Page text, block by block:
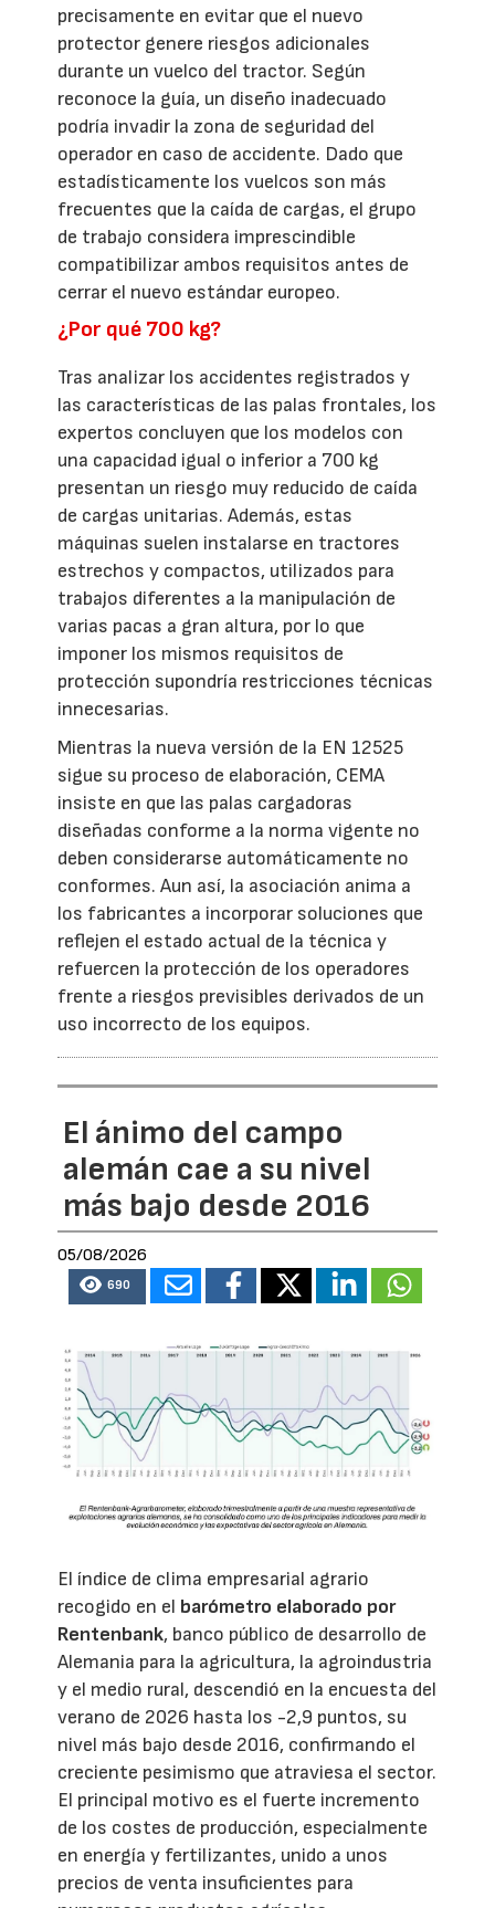
precisamente en evitar que el nuevo
protector genere riesgos adicionales
durante un vuelco del tractor. Según
reconoce la guía, un diseño inadecuado
podría invadir la zona de seguridad del
operador en caso de accidente. Dado que
estadísticamente los vuelcos son más
frecuentes que la caída de cargas, el grupo
de trabajo considera imprescindible
compatibilizar ambos requisitos antes de
cerrar el nuevo estándar europeo.
¿Por qué 700 kg?
Tras analizar los accidentes registrados y
las características de las palas frontales, los
expertos concluyen que los modelos con
una capacidad igual o inferior a 700 kg
presentan un riesgo muy reducido de caída
de cargas unitarias. Además, estas
máquinas suelen instalarse en tractores
estrechos y compactos, utilizados para
trabajos diferentes a la manipulación de
varias pacas a gran altura, por lo que
imponer los mismos requisitos de
protección supondría restricciones técnicas
innecesarias.
Mientras la nueva versión de la EN 12525
sigue su proceso de elaboración, CEMA
insiste en que las palas cargadoras
diseñadas conforme a la norma vigente no
deben considerarse automáticamente no
conformes. Aun así, la asociación anima a
los fabricantes a incorporar soluciones que
reflejen el estado actual de la técnica y
refuercen la protección de los operadores
frente a riesgos previsibles derivados de un
uso incorrecto de los equipos.
El ánimo del campo
alemán cae a su nivel
más bajo desde 2016
05/08/2026
690
El índice de clima empresarial agrario
recogido en el barómetro elaborado por
Rentenbank, banco público de desarrollo de
Alemania para la agricultura, la agroindustria
y el medio rural, descendió en la encuesta del
verano de 2026 hasta los -2,9 puntos, su
nivel más bajo desde 2016, confirmando el
creciente pesimismo que atraviesa el sector.
El principal motivo es el fuerte incremento
de los costes de producción, especialmente
en energía y fertilizantes, unido a unos
precios de venta insuficientes para